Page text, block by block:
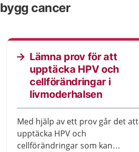
cancer
Lämna prov för att
upptäcka HPV och
cellförändringar i
livmoderhalsen
Med hjälp av ett prov går det att
upptäcka HPV och
cellförändringar som kan